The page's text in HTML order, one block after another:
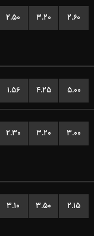
۲.۵۰ ۳.۲۰ ۲.۶۰
۱.۵۶ ۴.۲۵ ۵.۰۰
۲.۳۰ ۳.۲۰ ۳.۰۰
۳.۱۰ ۳.۵۰ ۲.۱۵